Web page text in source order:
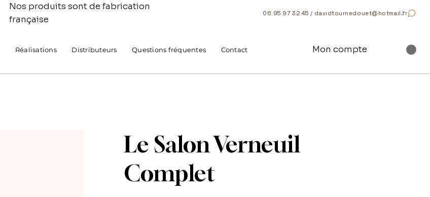
Nos produits sont de fabrication
française
06 95 97 32 45 / davidtournedouet@hotmail.fr
Réalisations Distributeurs Questions fréquentes Contact Mon compte
Le Salon Verneuil
Complet